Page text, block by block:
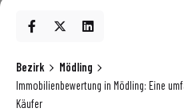
Bezirk
Mödling
Immobilienbewertung in Mödling: Eine
Käufer